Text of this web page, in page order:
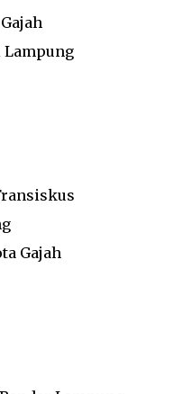
Lampung
Gajah